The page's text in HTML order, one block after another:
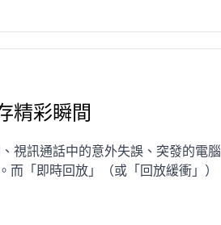
精彩瞬間
視訊通話中的意外失誤、突發的電腦
「即時回放」（或「回放緩衝」）